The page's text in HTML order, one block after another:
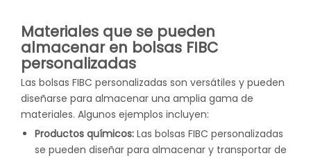
Materiales que se pueden
almacenar en bolsas FIBC
personalizadas
Las bolsas FIBC personalizadas son versátiles y pueden
diseñarse para almacenar una amplia gama de
materiales. Algunos ejemplos incluyen:
Productos químicos: Las bolsas FIBC personalizadas
se pueden diseñar para almacenar y transportar de